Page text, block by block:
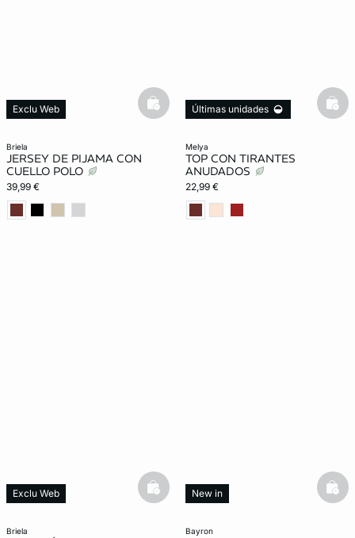
briela
JERSEY DE PIJAMA CON
CUELLO POLO
39,99 €
Exclu Web
basketfull
melya
TOP CON TIRANTES
ANUDADOS
22,99 €
Últimas unidades
briela
Exclu Web
basketfull
bayron
New in